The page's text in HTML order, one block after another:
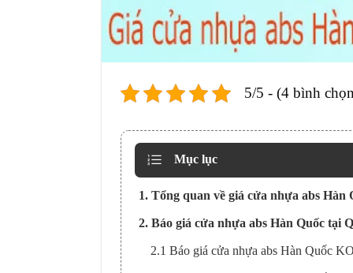
5/5 - (4 bình
Mục lục
1. Tổng quan về giá cửa nhựa abs Hàn
2. Báo giá cửa nhựa abs Hàn Quốc tại
2.1 Báo giá cửa nhựa abs Hàn Quốc